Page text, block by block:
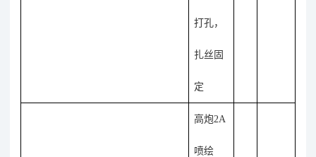
打孔，
扎丝固
定
高炮2A
喷绘